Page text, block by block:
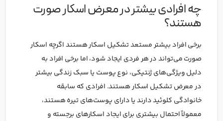
چه افرادی بیشتر در معرض اسکار صورت
هستند؟
برخی افراد بیشتر مستعد تشکیل اسکار هستند اگرچه اسکار
صورت می‌تواند در هر فردی ایجاد شود، اما برخی افراد به
دلیل ویژگی‌های ژنتیکی، نوع پوست یا سبک زندگی بیشتر
در معرض تشکیل اسکار هستند. افرادی که سابقه
خانوادگی کلوئید دارند یا دارای پوست‌های تیره هستند،
معمولاً احتمال بیشتری برای ایجاد اسکارهای برجسته و